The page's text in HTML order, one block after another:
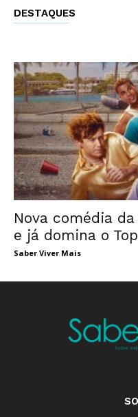
DESTAQUES
Nova comédia
e já domina o
Saber Viver Mais